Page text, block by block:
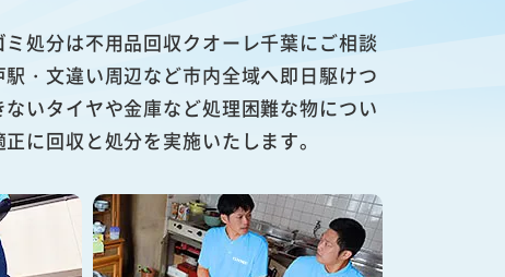
処分は不用品回収クオーレ千葉にご相談
・文違い周辺など市内全域へ即日駆けつ
いタイヤや金庫など処理困難な物につい
に回収と処分を実施いたします。